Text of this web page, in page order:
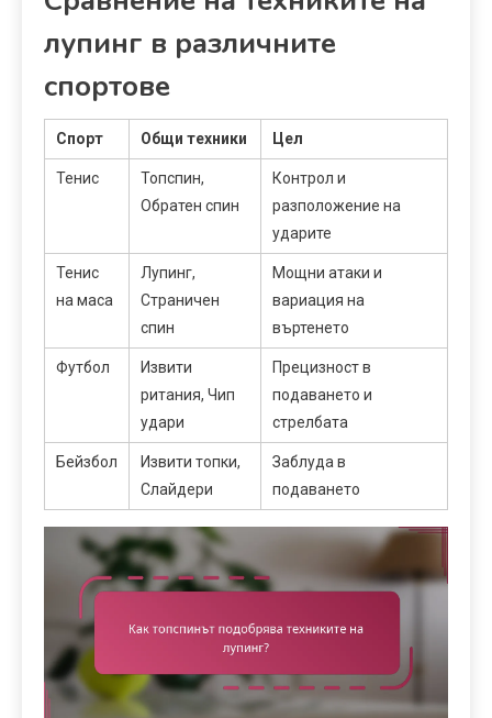
лупинг в различните
спортове
Спорт Общи техники Цел
Тенис
Топспин,
Обратен спин
Контрол и
разположение на
ударите
Тенис
на маса
Лупинг,
Страничен
спин
Мощни атаки и
вариация на
въртенето
Футбол
Извити
ритания, Чип
удари
Прецизност в
подаването и
стрелбата
Бейзбол
Извити топки,
Слайдери
Заблуда в
подаването